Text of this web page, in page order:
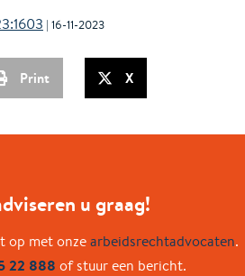
| 16-11-2023
Print X
u graag!
op met onzearbeidsrechtadvocaten.
22 888 of stuur een bericht.